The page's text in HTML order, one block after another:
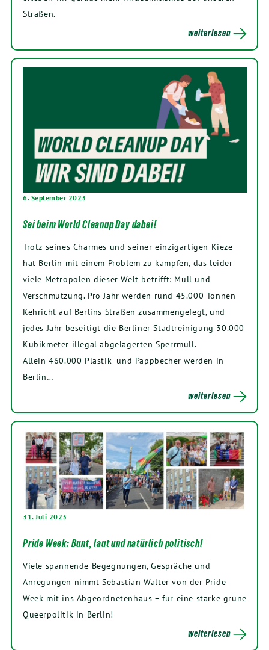
Straßen.
weiterlesen
6. September 2023
Sei beim World Cleanup Day dabei!
Trotz seines Charmes und seiner einzigartigen Kieze
hat Berlin mit einem Problem zu kämpfen, das leider
viele Metropolen dieser Welt betrifft: Müll und
Verschmutzung. Pro Jahr werden rund 45.000 Tonnen
Kehricht auf Berlins Straßen zusammengefegt, und
jedes Jahr beseitigt die Berliner Stadtreinigung 30.000
Kubikmeter illegal abgelagerten Sperrmüll.
Allein 460.000 Plastik- und Pappbecher werden in
Berlin…
weiterlesen
31. Juli 2023
Pride Week: Bunt, laut und natürlich politisch!
Viele spannende Begegnungen, Gespräche und
Anregungen nimmt Sebastian Walter von der Pride
Week mit ins Abgeordnetenhaus – für eine starke grüne
Queerpolitik in Berlin!
weiterlesen